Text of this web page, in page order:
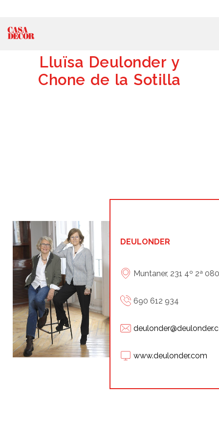
Lluïsa Deulonder y
Chone de la Sotilla
DEULONDER
Muntaner, 231 4º 2ª
690 612 934
www.deulonder.com